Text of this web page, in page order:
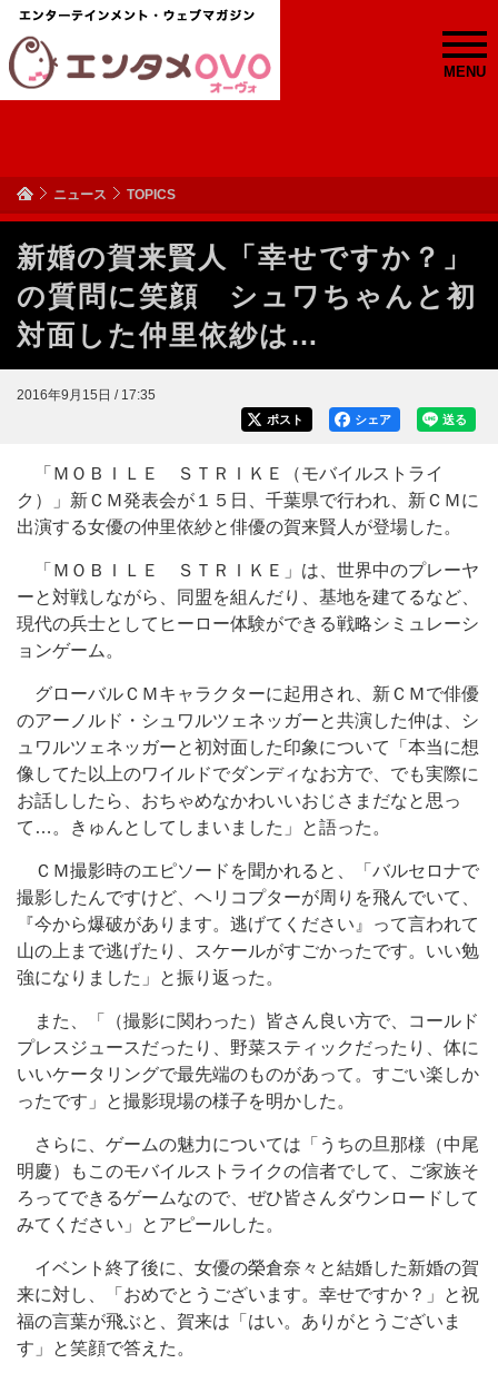
MENU
ニュース TOPICS
新婚の賀来賢人「幸せですか？」
の質問に笑顔 シュワちゃんと初
対面した仲里依紗は…
2016年9月15日 / 17:35
送る
シェア
ポスト
「ＭＯＢＩＬＥ ＳＴＲＩＫＥ（モバイルストライ
ク）」新ＣＭ発表会が１５日、千葉県で行われ、新ＣＭに
出演する女優の仲里依紗と俳優の賀来賢人が登場した。
「ＭＯＢＩＬＥ ＳＴＲＩＫＥ」は、世界中のプレーヤ
ーと対戦しながら、同盟を組んだり、基地を建てるなど、
現代の兵士としてヒーロー体験ができる戦略シミュレーシ
ョンゲーム。
グローバルＣＭキャラクターに起用され、新ＣＭで俳優
のアーノルド・シュワルツェネッガーと共演した仲は、シ
ュワルツェネッガーと初対面した印象について「本当に想
像してた以上のワイルドでダンディなお方で、でも実際に
お話ししたら、おちゃめなかわいいおじさまだなと思っ
て…。きゅんとしてしまいました」と語った。
ＣＭ撮影時のエピソードを聞かれると、「バルセロナで
撮影したんですけど、ヘリコプターが周りを飛んでいて、
『今から爆破があります。逃げてください』って言われて
山の上まで逃げたり、スケールがすごかったです。いい勉
強になりました」と振り返った。
また、「（撮影に関わった）皆さん良い方で、コールド
プレスジュースだったり、野菜スティックだったり、体に
いいケータリングで最先端のものがあって。すごい楽しか
ったです」と撮影現場の様子を明かした。
さらに、ゲームの魅力については「うちの旦那様（中尾
明慶）もこのモバイルストライクの信者でして、ご家族そ
ろってできるゲームなので、ぜひ皆さんダウンロードして
みてください」とアピールした。
イベント終了後に、女優の榮倉奈々と結婚した新婚の賀
来に対し、「おめでとうございます。幸せですか？」と祝
福の言葉が飛ぶと、賀来は「はい。ありがとうございま
す」と笑顔で答えた。